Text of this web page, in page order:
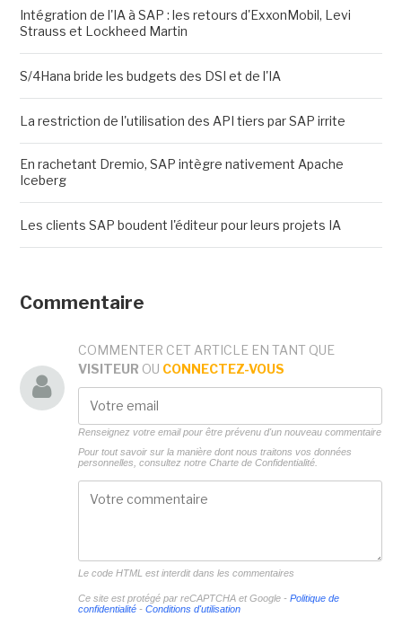
Intégration de l'IA à SAP : les retours d'ExxonMobil, Levi
Strauss et Lockheed Martin
S/4Hana bride les budgets des DSI et de l'IA
La restriction de l'utilisation des API tiers par SAP irrite
En rachetant Dremio, SAP intègre nativement Apache
Iceberg
Les clients SAP boudent l'éditeur pour leurs projets IA
Commentaire
COMMENTER CET ARTICLE EN TANT QUE
VISITEUR OU CONNECTEZ-VOUS
Renseignez votre email pour être prévenu d'un nouveau commentaire
Pour tout savoir sur la manière dont nous traitons vos données
personnelles, consultez notre Charte de Confidentialité.
Le code HTML est interdit dans les commentaires
Ce site est protégé par reCAPTCHA et Google - Politique de
confidentialité- Conditions d'utilisation